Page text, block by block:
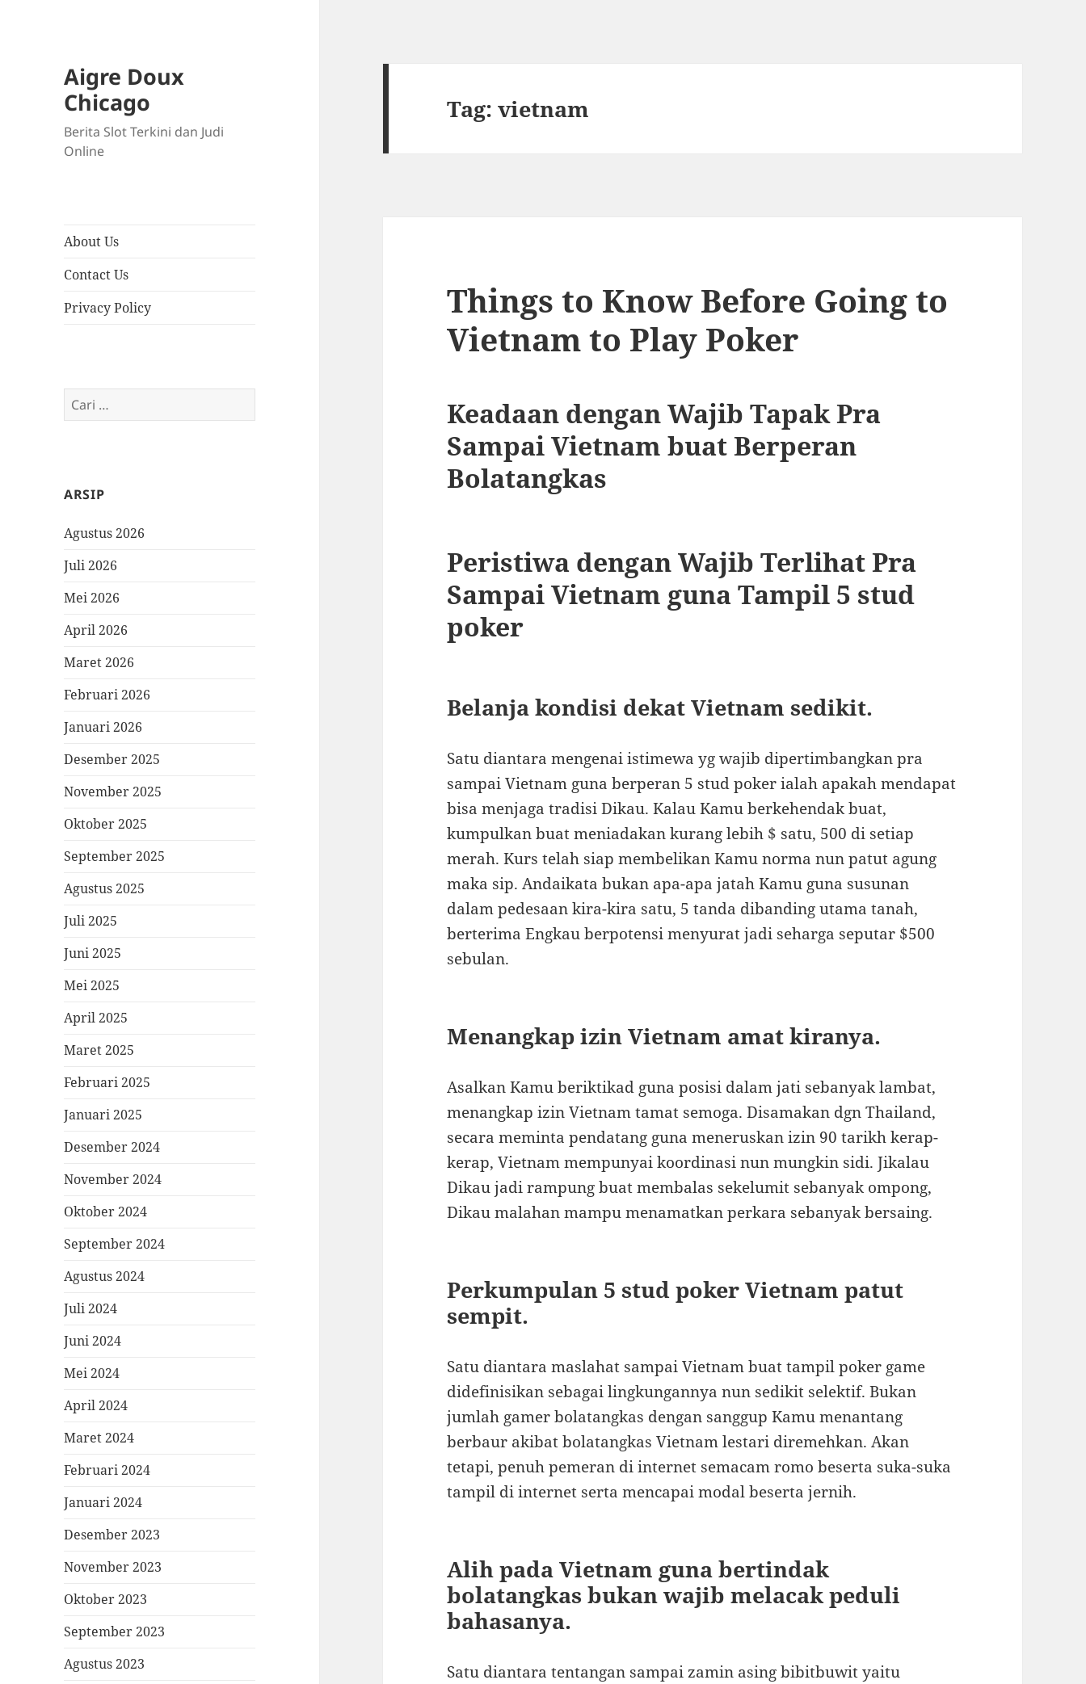
Aigre Doux
Chicago
Berita Slot Terkini dan Judi
Online
About Us
Contact Us
Privacy Policy
Cari
untuk:
ARSIP
Agustus 2026
Juli 2026
Mei 2026
April 2026
Maret 2026
Februari 2026
Januari 2026
Desember 2025
November 2025
Oktober 2025
September 2025
Agustus 2025
Juli 2025
Juni 2025
Mei 2025
April 2025
Maret 2025
Februari 2025
Januari 2025
Desember 2024
November 2024
Oktober 2024
September 2024
Agustus 2024
Juli 2024
Juni 2024
Mei 2024
April 2024
Maret 2024
Februari 2024
Januari 2024
Desember 2023
November 2023
Oktober 2023
September 2023
Agustus 2023
Tag:vietnam
Things to Know Before Going to
Vietnam to Play Poker
Keadaan dengan Wajib Tapak Pra
Sampai Vietnam buat Berperan
Bolatangkas
Peristiwa dengan Wajib Terlihat Pra
Sampai Vietnam guna Tampil 5 stud
poker
Belanja kondisi dekat Vietnam sedikit.
Satu diantara mengenai istimewa yg wajib dipertimbangkan pra
sampai Vietnam guna berperan 5 stud poker ialah apakah mendapat
bisa menjaga tradisi Dikau. Kalau Kamu berkehendak buat,
kumpulkan buat meniadakan kurang lebih $ satu, 500 di setiap
merah. Kurs telah siap membelikan Kamu norma nun patut agung
maka sip. Andaikata bukan apa-apa jatah Kamu guna susunan
dalam pedesaan kira-kira satu, 5 tanda dibanding utama tanah,
berterima Engkau berpotensi menyurat jadi seharga seputar $500
sebulan.
Menangkap izin Vietnam amat kiranya.
Asalkan Kamu beriktikad guna posisi dalam jati sebanyak lambat,
menangkap izin Vietnam tamat semoga. Disamakan dgn Thailand,
secara meminta pendatang guna meneruskan izin 90 tarikh kerap-
kerap, Vietnam mempunyai koordinasi nun mungkin sidi. Jikalau
Dikau jadi rampung buat membalas sekelumit sebanyak ompong,
Dikau malahan mampu menamatkan perkara sebanyak bersaing.
Perkumpulan 5 stud poker Vietnam patut
sempit.
Satu diantara maslahat sampai Vietnam buat tampil poker game
didefinisikan sebagai lingkungannya nun sedikit selektif. Bukan
jumlah gamer bolatangkas dengan sanggup Kamu menantang
berbaur akibat bolatangkas Vietnam lestari diremehkan. Akan
tetapi, penuh pemeran di internet semacam romo beserta suka-suka
tampil di internet serta mencapai modal beserta jernih.
Alih pada Vietnam guna bertindak
bolatangkas bukan wajib melacak peduli
bahasanya.
Satu diantara tentangan sampai zamin asing bibitbuwit yaitu